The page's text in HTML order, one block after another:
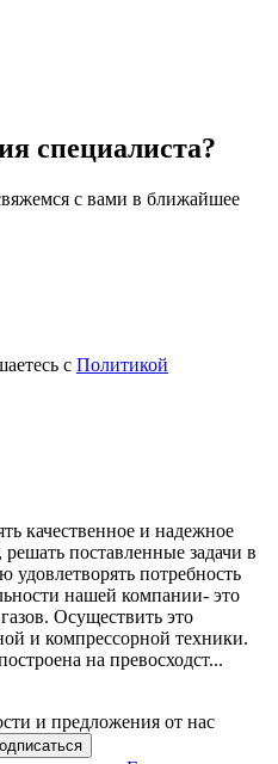
специалиста?
с вами в ближайшее
с Политикой
качественное и надежное
поставленные задачи в
удовлетворять потребность
нашей компании- это
Осуществить это
и компрессорной техники.
на превосходст...
и предложения от нас